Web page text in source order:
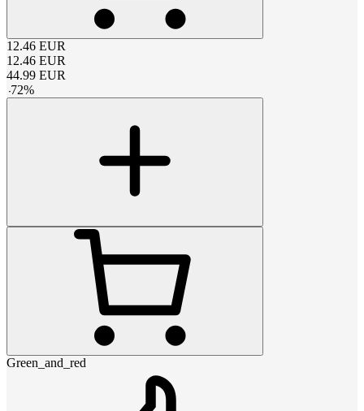
12.46 EUR
12.46 EUR
44.99 EUR
-72%
Green_and_red